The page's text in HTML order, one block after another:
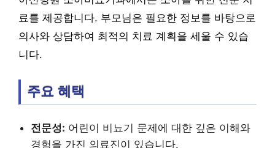
료를 제공합니다. 부모님은 필요한 정보를 바탕으로
의사와 상담하여 최적의 치료 계획을 세울 수 있습
니다.
주요 혜택
전문성: 어린이 비뇨기 문제에 대한 깊은 이해와
경험을 가진 의료진이 있습니다.